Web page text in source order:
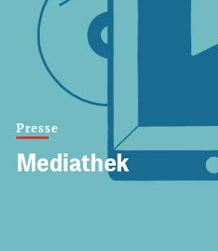
Presse
Mediathek